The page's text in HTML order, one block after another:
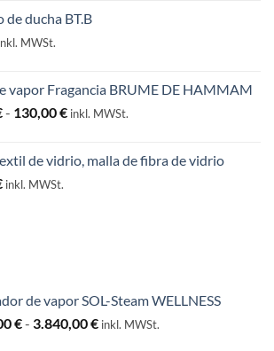
de ducha BT.B
MWSt.
vapor Fragancia BRUME DE HAMMAM
- 130,00€Rango
desde
inkl. MWSt.
de vidrio, malla de fibra de vidrio
inkl. MWSt.
de vapor SOL-Steam WELLNESS
€- 3.840,00€Rango
inkl. MWSt.